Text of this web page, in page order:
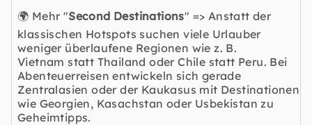
🌍 Mehr "Second Destinations" => Anstatt der
klassischen Hotspots suchen viele Urlauber
weniger überlaufene Regionen wie z. B.
Vietnam statt Thailand oder Chile statt Peru. Bei
Abenteuerreisen entwickeln sich gerade
Zentralasien oder der Kaukasus mit Destinationen
wie Georgien, Kasachstan oder Usbekistan zu
Geheimtipps.